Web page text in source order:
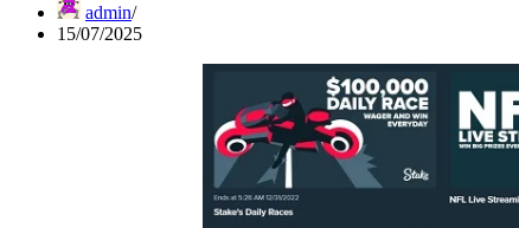
admin
15/07/2025